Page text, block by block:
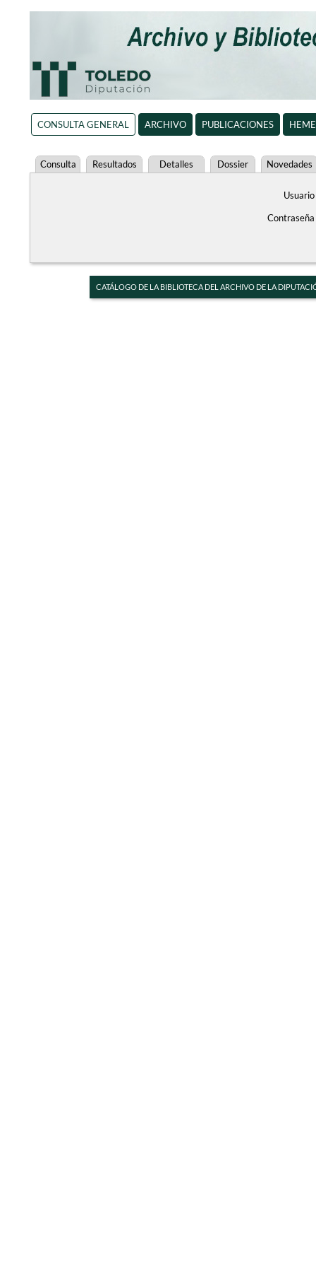
CONSULTA GENERAL ARCHIVO PUBLICACIONES
Consulta Resultados Detalles Dossier Novedades
Usuario
Contraseña
CATÁLOGO DE LA BIBLIOTECA DEL ARCHIVO DE LA